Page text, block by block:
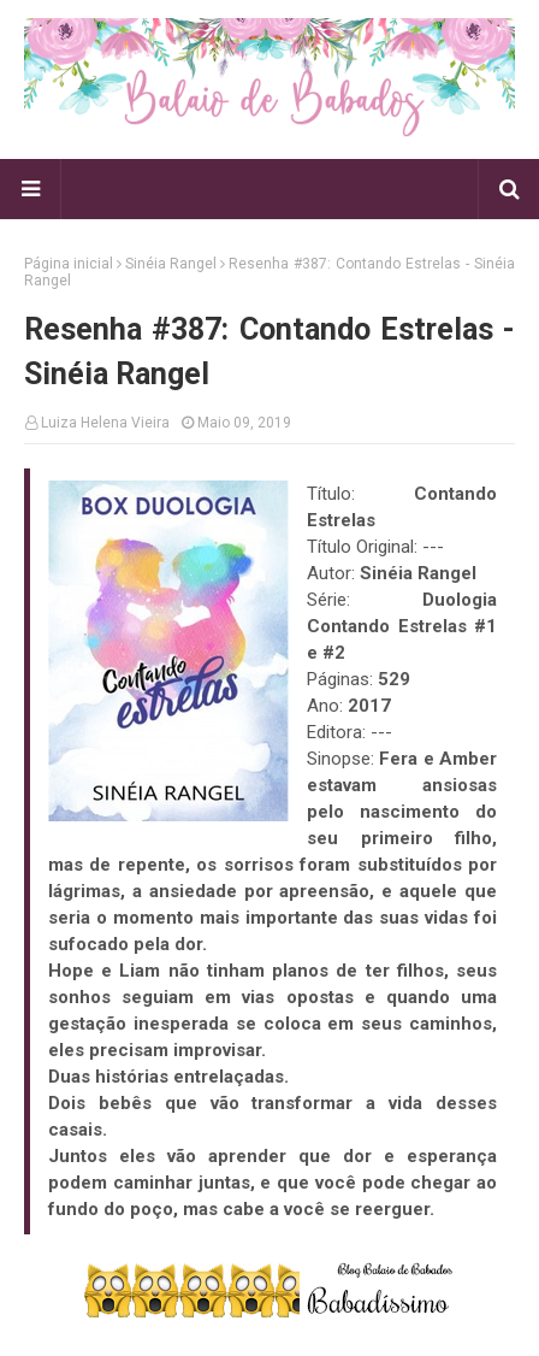
Página inicial Sinéia Rangel
Resenha #387: Contando Estrelas - Sinéia
Rangel
Resenha #387: Contando Estrelas -
Sinéia Rangel
Luiza Helena Vieira Maio 09, 2019
Título: Contando
Estrelas
Título Original: ---
Autor: Sinéia Rangel
Série:
Duologia
Contando Estrelas #1
e #2
Páginas: 529
Ano: 2017
Editora: ---
Sinopse: Fera e Amber
estavam ansiosas
pelo nascimento do
seu primeiro filho,
mas de repente, os sorrisos foram substituídos por
lágrimas, a ansiedade por apreensão, e aquele que
seria o momento mais importante das suas vidas foi
sufocado pela dor.
Hope e Liam não tinham planos de ter filhos, seus
sonhos seguiam em vias opostas e quando uma
gestação inesperada se coloca em seus caminhos,
eles precisam improvisar.
Duas histórias entrelaçadas.
Dois bebês que vão transformar a vida desses
casais.
Juntos eles vão aprender que dor e esperança
podem caminhar juntas, e que você pode chegar ao
fundo do poço, mas cabe a você se reerguer.